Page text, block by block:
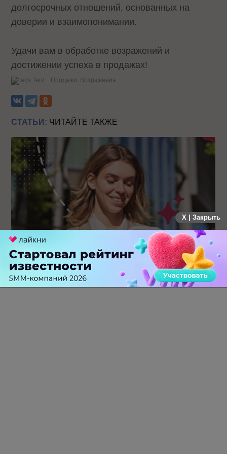
долгосрочных отношений, основанных на
доверии и взаимопонимании.
Удачи вам в обработке возражений и
достижении успеха в продажах!
Теги: Продажи Возражения
СТАТЬИ: ЧИТАЙТЕ ТАКЖЕ
Каким брендам действительно нужны mobile push-
коммуникации, а для кого это – лишняя трата ресурсов
X | Закрыть